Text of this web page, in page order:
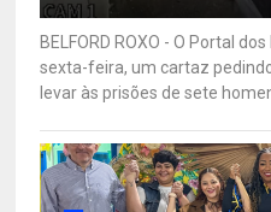
BELFORD ROXO - O Portal
sexta-feira, um cartaz
levar às prisões de sete